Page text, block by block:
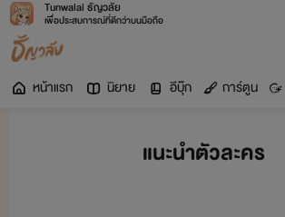
Tunwalai ธัญวลัย
เพื่อประสบการณ์ที่ดีกว่าบนมือถือ
หน้าแรก นิยาย อีบุ๊ก การ์ตูน
แนะนำตัวละคร